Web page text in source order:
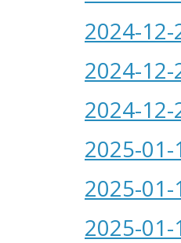
2024-
2024-
2024-
2025-
2025-
2025-